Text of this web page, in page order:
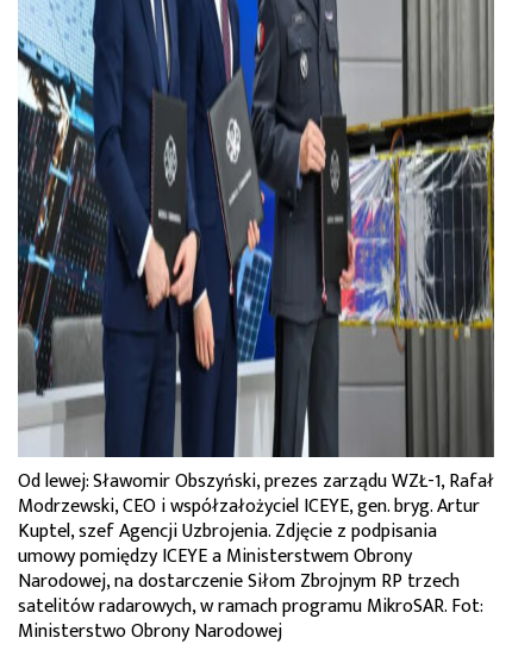
Od lewej: Sławomir Obszyński, prezes zarządu WZŁ-1, Rafał
Modrzewski, CEO i współzałożyciel ICEYE, gen. bryg. Artur
Kuptel, szef Agencji Uzbrojenia. Zdjęcie z podpisania
umowy pomiędzy ICEYE a Ministerstwem Obrony
Narodowej, na dostarczenie Siłom Zbrojnym RP trzech
satelitów radarowych, w ramach programu MikroSAR. Fot:
Ministerstwo Obrony Narodowej